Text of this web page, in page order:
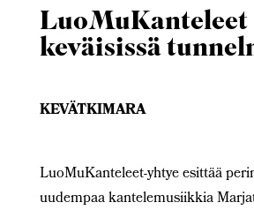
LuoMuKanteleet
keväisissä
KEVÄTKIMARA
LuoMuKanteleet-yhtye esittää
uudempaa kantelemusiikkia